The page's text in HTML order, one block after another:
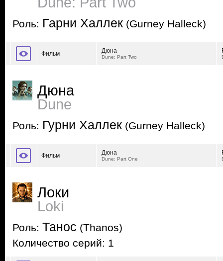
Роль: Гарни Халлек (Gurney Halleck)
Фильм Дюна
Dune: Part Two
Дюна
Dune
Роль: Гурни Халлек (Gurney Halleck)
Фильм Дюна
Dune: Part One
Локи
Loki
Роль: Танос (Thanos)
Количество серий: 1